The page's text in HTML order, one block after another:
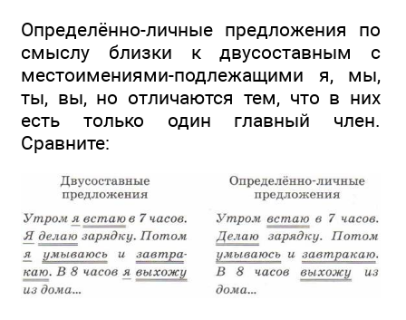
Определённо-личные предложения по
смыслу близки к двусоставным с
местоимениями-подлежащими я, мы,
ты, вы, но отличаются тем, что в них
есть только один главный член.
Сравните: